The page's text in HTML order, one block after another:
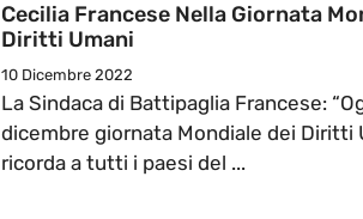
Cecilia Francese Nella Giornata
Diritti Umani
10 Dicembre 2022
La Sindaca di Battipaglia Francese:
dicembre giornata Mondiale dei Diritti
ricorda a tutti i paesi del ...